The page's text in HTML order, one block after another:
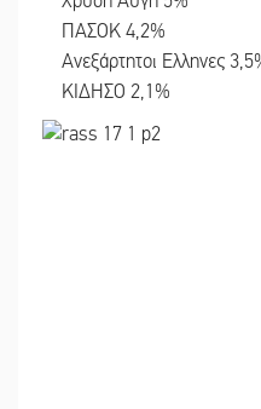
ΠΑΣΟΚ 4,2%
Ανεξάρτητοι Ελληνες
ΚΙΔΗΣΟ 2,1%